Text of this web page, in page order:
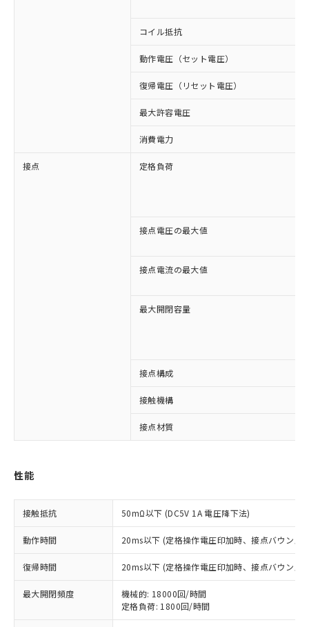
コイル抵抗
動作電圧（セット電圧）
復帰電圧（リセット電圧）
最大許容電圧
消費電力
接点 定格負荷
接点電圧の最大値
接点電流の最大値
最大開閉容量
接点構成
接触機構
接点材質
性能
接触抵抗 50mΩ以下 (DC5V 1A 電圧降下法)
動作時間 20ms以下 (定格操作電圧印加時、接点バウンス
復帰時間 20ms以下 (定格操作電圧印加時、接点バウンス
最大開閉頻度
機械的: 18000回/時間
定格負荷: 1800回/時間
以下の条件をお読みいただき、同意のうえ
ご利用ください。
本サービスは、当社制御機器事業取扱
(税抜)を提供させていただくもので
当社制御機器事業取扱商品の中には、
本サービスの対象外となる商品もある
対応済み：EU RoHS指令（10物質）の
非含有に対応した製品が提供可能な商品で
非含有に非対応の商品で、対応品を出す予
定はありません。
調査・確認中：EU RoHS指令（10物質）の
非含有の対応状況を調査中または確認中の
商品です。
非該当品：ライセンス料など無形物で、有
害物質有無と関係のない商品です。
仕入先様の事情により、非含有部品として
※1 中国RoHS○×表
「○」：最大均質材料含有率が中国RoHSの
基準値以下であることを示します。
「×」：最大均質材料含有率が中国RoHSの
基準値を超えていることを示します。